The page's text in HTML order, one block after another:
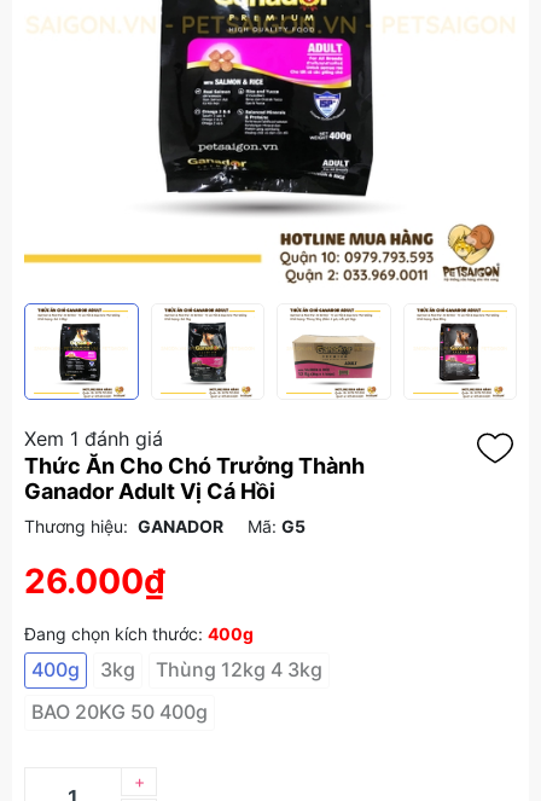
Xem 1 đánh giá
Thức Ăn Cho Chó Trưởng Thành
Ganador Adult Vị Cá Hồi
Thương hiệu: GANADOR Mã: G5
26.000₫
Đang chọn kích thước: 400g
400g 3kg
Thùng 12kg 4 3kg
BAO 20KG 50 400g
+